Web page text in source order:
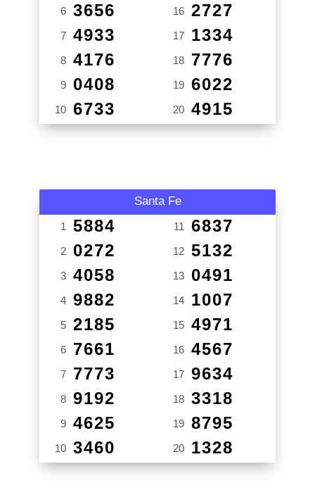
6 3656
7 4933
8 4176
9 0408
10 6733
16 2727
17 1334
18 7776
19 6022
20 4915
Santa Fe
1 5884
2 0272
3 4058
4 9882
5 2185
6 7661
7 7773
8 9192
9 4625
10 3460
11 6837
12 5132
13 0491
14 1007
15 4971
16 4567
17 9634
18 3318
19 8795
20 1328